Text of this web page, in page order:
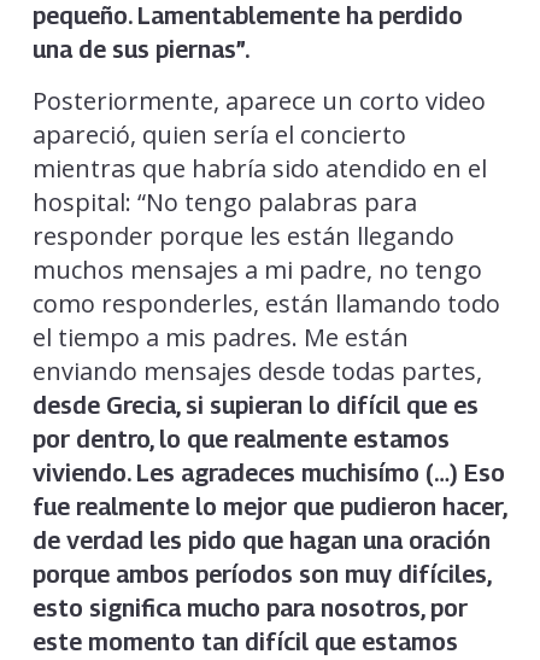
pequeño. Lamentablemente ha perdido
una de sus piernas”.
Posteriormente, aparece un corto video
apareció, quien sería el concierto
mientras que habría sido atendido en el
hospital: “No tengo palabras para
responder porque les están llegando
muchos mensajes a mi padre, no tengo
como responderles, están llamando todo
el tiempo a mis padres. Me están
enviando mensajes desde todas partes,
desde Grecia, si supieran lo difícil que es
por dentro, lo que realmente estamos
viviendo. Les agradeces muchisímo (…) Eso
fue realmente lo mejorque pudieron hacer,
de verdad les pido que hagan una oración
porque ambos períodos son muy difíciles,
esto significa mucho para nosotros, por
este momento tan difícil que estamos